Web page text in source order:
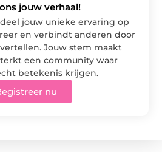
jouw verhaal!
jouw unieke ervaring op
en verbindt anderen door
Jouw stem maakt
een community waar
betekenis krijgen.
nu